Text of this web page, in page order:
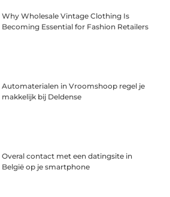
Why Wholesale Vintage Clothing Is
Becoming Essential for Fashion Retailers
Automaterialen in Vroomshoop regel je
makkelijk bij Deldense
Overal contact met een datingsite in
België op je smartphone